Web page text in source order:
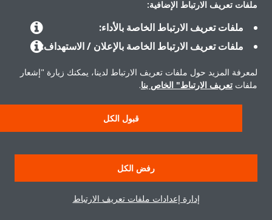
حلول
حول دايكن
حقوق النشر © دايكن
إشعار قانوني
إشعار ملفات تعريف الارتباط
سياسة حماية البيانات
أخلاقيات الشركة
ملفات تعريف الارتباط الإضافية:
ملفات تعريف الارتباط الخاصة بالأداء:
ملفات تعريف الارتباط الخاصة بالإعلان / الاستهداف:
لمعرفة المزيد حول ملفات تعريف الارتباط لدينا، يمكنك زيارة "إشعار
ملفات تعريف الارتباط" الخاص بنا.
قبول الكل
رفض الكل
إدارة إعدادات ملفات تعريف الارتباط